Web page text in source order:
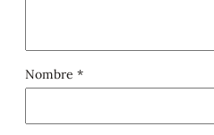
Nombre *